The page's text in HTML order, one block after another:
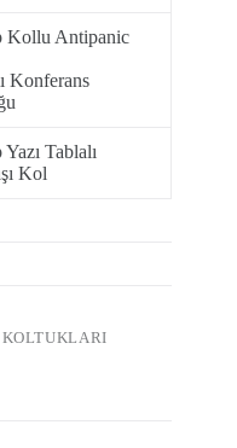
Kollu Antipanic
Konferans
Tablalı
Kol